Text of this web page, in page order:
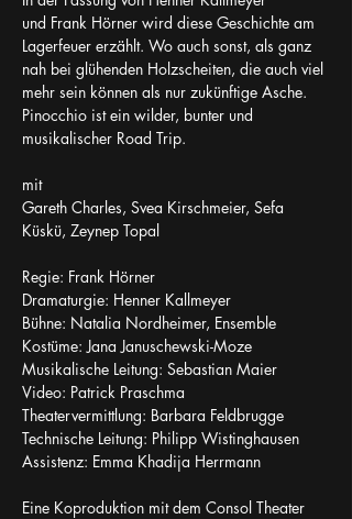
und Frank Hörner wird diese Geschichte am
Lagerfeuer erzählt. Wo auch sonst, als ganz
nah bei glühenden Holzscheiten, die auch viel
mehr sein können als nur zukünftige Asche.
Pinocchio ist ein wilder, bunter und
musikalischer Road Trip.
mit
Gareth Charles, Svea Kirschmeier, Sefa
Küskü, Zeynep Topal
Regie: Frank Hörner
Dramaturgie: Henner Kallmeyer
Bühne: Natalia Nordheimer, Ensemble
Kostüme: Jana Januschewski-Moze
Musikalische Leitung: Sebastian Maier
Video: Patrick Praschma
Theatervermittlung: Barbara Feldbrugge
Technische Leitung: Philipp Wistinghausen
Assistenz: Emma Khadija Herrmann
Eine Koproduktion mit dem Consol Theater